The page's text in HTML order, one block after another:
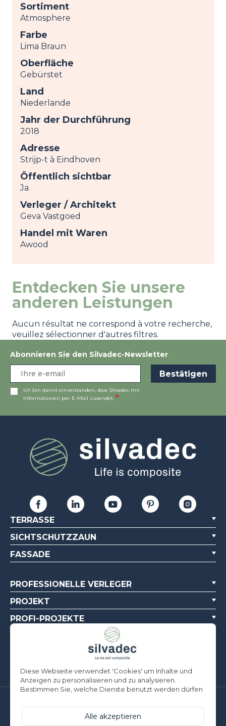
Sortiment
Atmosphere
Farbe
Lima Braun
Oberfläche
Gebürstet
Land
Niederlande
Jahr der Durchführung
2018
Adresse
Strijp-t à Eindhoven
Öffentlich sichtbar
Ja
Verleger / Architekt
Geva Vastgoed
Handel mit Waren
Awood
Entdecken Sie unsere
anderen Leistungen
Aucun résultat ne correspond à votre recherche,
veuillez sélectionner d'autres filtres.
Abonnieren Sie den Silvadec-Newsletter
Ich bin damit einverstanden, dass Silvadec mir
Informationen per E-Mail zusendet.
TERRASSE
SICHTSCHUTZZAUN
FASSADE
PROFESSIONELLE VERLEGER
PROJEKT
PROFI-PROJEKTE
DOKUMENTATIONSQUELLEN
Silvadec Deutschland
Ludwig-Erhard-Straße 3
Diese Webseite verwendet 'Cookies' um Inhalte und
Anzeigen zu personalisieren und zu analysieren.
Bestimmen Sie, welche Dienste benutzt werden dürfen
Alle akzeptieren